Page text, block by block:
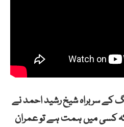
کے سربراہ شیخ رشید احمد نے
کسی میں ہمت ہے تو عمران